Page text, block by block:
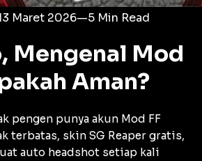
Maret 2026—5 Min Read
Mengenal Mod
Aman?
pengen punya akun Mod FF
terbatas, skin SG Reaper gratis,
auto headshot setiap kali